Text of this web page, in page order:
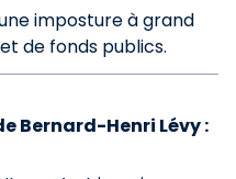
imposture à grand
de fonds publics.
Bernard-Henri Lévy :